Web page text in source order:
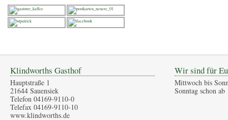
Klindworths Gasthof
Hauptstraße 1
21644 Sauensiek
Telefon 04169-9110-0
Telefax 04169-9110-10
www.klindworths.de
Wir sind für
Mittwoch bis
Sonntag schon